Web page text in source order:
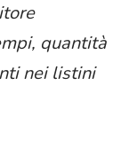
quantità
nei listini